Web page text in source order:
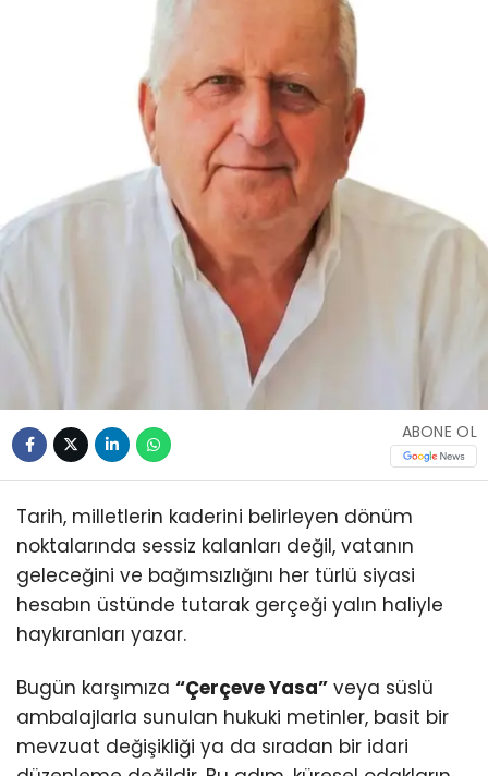
ABONE OL
Tarih, milletlerin kaderini belirleyen dönüm
noktalarında sessiz kalanları değil, vatanın
geleceğini ve bağımsızlığını her türlü siyasi
hesabın üstünde tutarak gerçeği yalın haliyle
haykıranları yazar.
Bugün karşımıza “Çerçeve Yasa” veya süslü
ambalajlarla sunulan hukuki metinler, basit bir
mevzuat değişikliği ya da sıradan bir idari